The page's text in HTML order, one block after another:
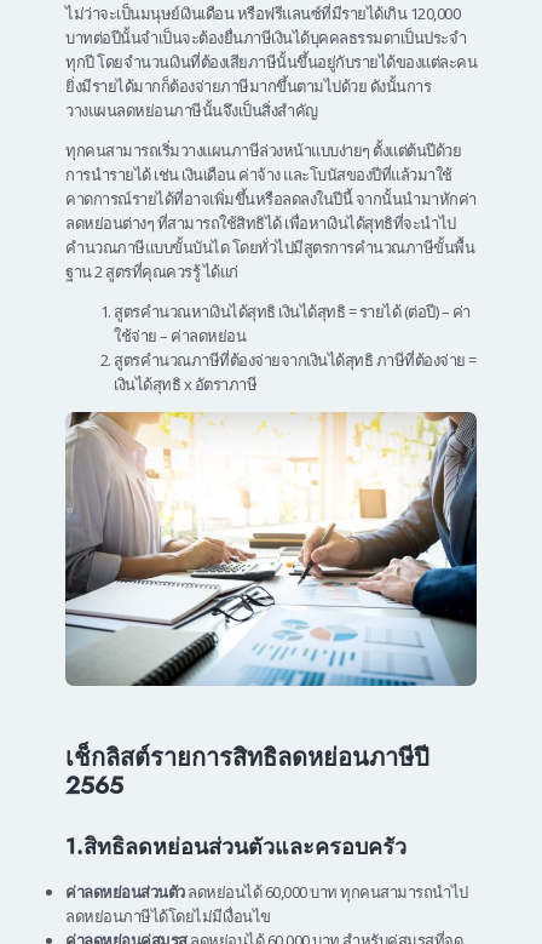
ไม่ว่าจะเป็นมนุษย์เงินเดือน หรือฟรีแลนซ์ที่มีรายได้เกิน 120,000
บาทต่อปีนั้นจำเป็นจะต้องยื่นภาษีเงินได้บุคคลธรรมดาเป็นประจำ
ทุกปี โดยจำนวนเงินที่ต้องเสียภาษีนั้นขึ้นอยู่กับรายได้ของแต่ละคน
ยิ่งมีรายได้มากก็ต้องจ่ายภาษีมากขึ้นตามไปด้วย ดังนั้นการ
วางแผนลดหย่อนภาษีนั้นจึงเป็นสิ่งสำคัญ
ทุกคนสามารถเริ่มวางแผนภาษีล่วงหน้าแบบง่ายๆ ตั้งแต่ต้นปีด้วย
การนำรายได้ เช่น เงินเดือน ค่าจ้าง และโบนัสของปีที่แล้วมาใช้
คาดการณ์รายได้ที่อาจเพิ่มขึ้นหรือลดลงในปีนี้ จากนั้นนำมาหักค่า
ลดหย่อนต่างๆ ที่สามารถใช้สิทธิได้ เพื่อหาเงินได้สุทธิที่จะนำไป
คำนวณภาษีแบบขั้นบันได โดยทั่วไปมีสูตรการคำนวณภาษีขั้นพื้น
ฐาน 2 สูตรที่คุณควรรู้ ได้แก่
สูตรคำนวณหาเงินได้สุทธิ เงินได้สุทธิ = รายได้ (ต่อปี) – ค่า
ใช้จ่าย – ค่าลดหย่อน
สูตรคำนวณภาษีที่ต้องจ่ายจากเงินได้สุทธิ ภาษีที่ต้องจ่าย =
เงินได้สุทธิ x อัตราภาษี
เช็กลิสต์รายการสิทธิลดหย่อนภาษีปี
2565
1.สิทธิลดหย่อนส่วนตัวและครอบครัว
ค่าลดหย่อนส่วนตัวลดหย่อนได้ 60,000 บาท ทุกคนสามารถนำไป
ลดหย่อนภาษีได้โดยไม่มีเงื่อนไข